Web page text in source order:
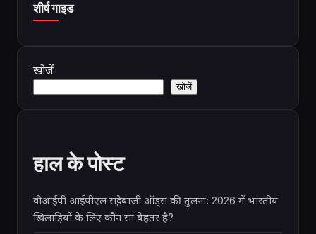
शीर्ष गाइड
खोजें
खोजें
हाल के पोस्ट
वीआईपी आईपीएल सट्टेबाजी ऑड्स की तुलना: 2026 में भारतीय
खिलाड़ियों के लिए कौन सा बेहतर है?